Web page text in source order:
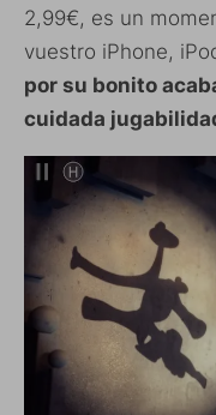
2,99€, es un
vuestro iPhone,
por su bonito
cuidada